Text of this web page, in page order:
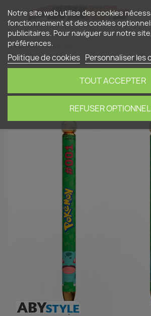

search
Bulbizarre (rechargeable)
Notre site web utilise des cookies
fonctionnement et des cookies
publicitaires. Pour naviguer sur notre
préférences.
Politique de cookies Personnaliser les
REFUSER
TOUT ACCEPTER